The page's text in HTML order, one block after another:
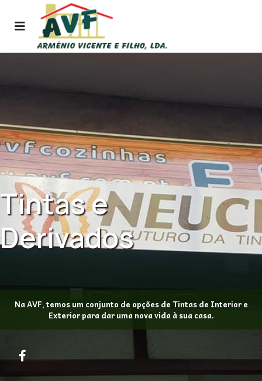
Tintas e
Derivados
Na AVF, temos um conjunto de opções de Tintas de Interior e
Exterior para dar uma nova vida à sua casa.